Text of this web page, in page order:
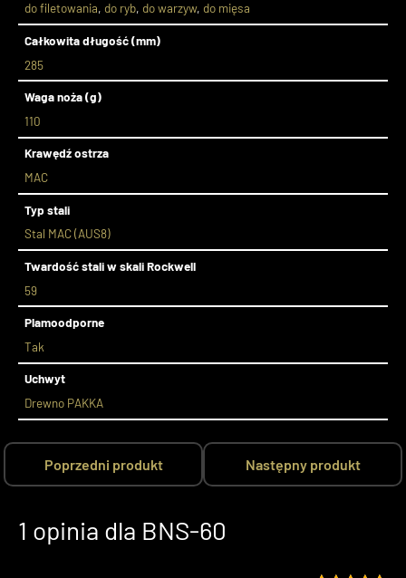
do filetowania, do ryb, do warzyw, do mięsa
Całkowita długość (mm)
285
Waga noża (g)
110
Krawędź ostrza
MAC
Typ stali
Stal MAC (AUS8)
Twardość stali w skali Rockwell
59
Plamoodporne
Tak
Uchwyt
Drewno PAKKA
Poprzedni produkt Następny produkt
1 opinia dla BNS-60